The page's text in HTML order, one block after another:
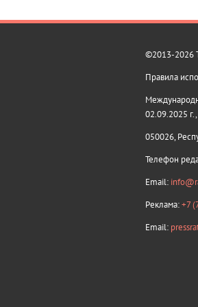
©2013-2026
Правила
02.09.2025
050026,
Телефон
Email:
Реклама:+7
Email: